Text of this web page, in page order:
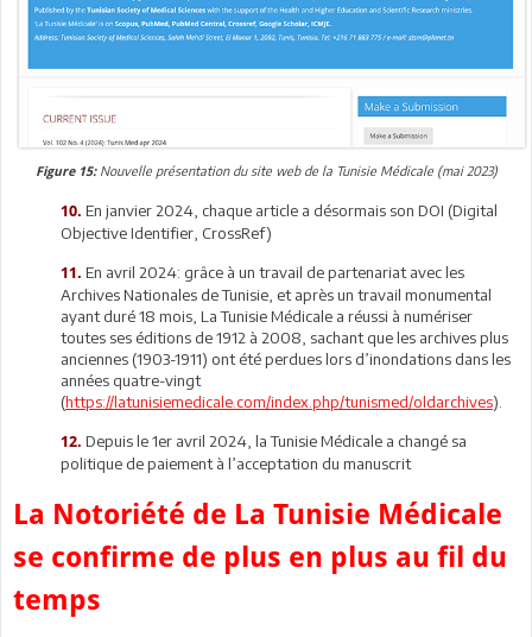
Figure 15:Nouvelle présentation du site web de la Tunisie Médicale (mai 2023)
10. En janvier 2024, chaque article a désormais son DOI (Digital
Objective Identifier, CrossRef)
11. En avril 2024: grâce à un travail de partenariat avec les
Archives Nationales de Tunisie, et après un travail monumental
ayant duré 18 mois, La Tunisie Médicale a réussi à numériser
toutes ses éditions de 1912 à 2008, sachant que les archives plus
anciennes (1903-1911) ont été perdues lors d’inondations dans les
années quatre-vingt
(https://latunisiemedicale.com/index.php/tunismed/oldarchives).
12. Depuis le 1er avril 2024, la Tunisie Médicale a changé sa
politique de paiement à l’acceptation du manuscrit
La Notoriété de La Tunisie Médicale
se confirme de plus en plus au fil du
temps